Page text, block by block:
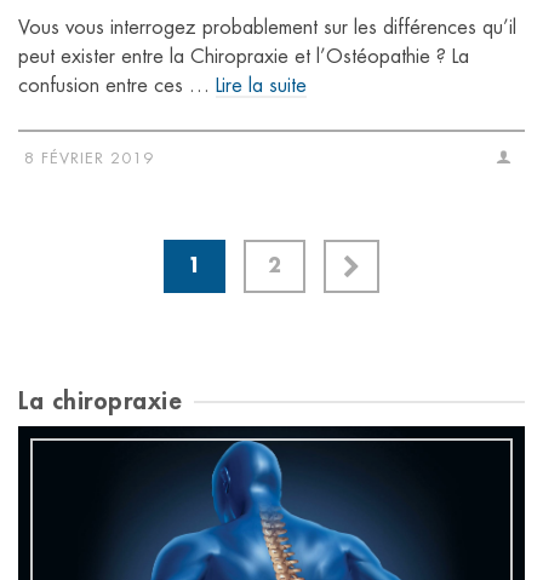
Vous vous interrogez probablement sur les différences qu’il
peut exister entre la Chiropraxie et l’Ostéopathie ? La
confusion entre ces … Lire la suite
8 FÉVRIER 2019
1 2
La chiropraxie